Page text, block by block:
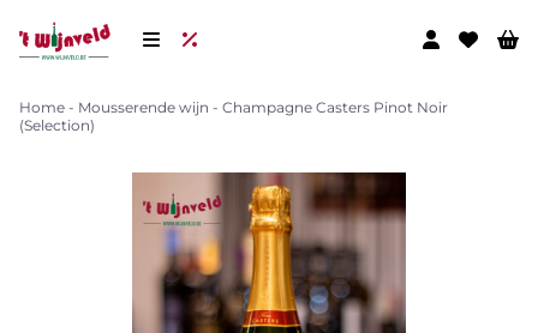
Home - Mousserende wijn - Champagne Casters Pinot Noir
(Selection)